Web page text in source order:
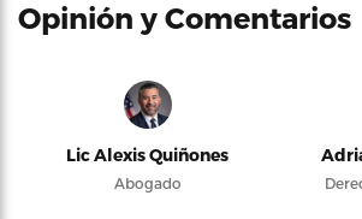
Opinión y Comentarios
Lic Alexis Quiñones
Abogado